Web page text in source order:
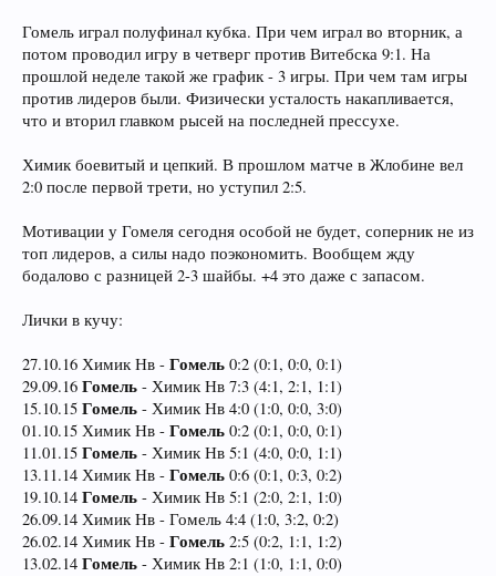
Гомель играл полуфинал кубка. При чем играл во вторник, а
потом проводил игру в четверг против Витебска 9:1. На
прошлой неделе такой же график - 3 игры. При чем там игры
против лидеров были. Физически усталость накапливается,
что и вторил главком рысей на последней прессухе.
Химик боевитый и цепкий. В прошлом матче в Жлобине вел
2:0 после первой трети, но уступил 2:5.
Мотивации у Гомеля сегодня особой не будет, соперник не из
топ лидеров, а силы надо поэкономить. Вообщем жду
бодалово с разницей 2-3 шайбы. +4 это даже с запасом.
Лички в кучу:
27.10.16 Химик Нв - Гомель 0:2 (0:1, 0:0, 0:1)
29.09.16 Гомель - Химик Нв 7:3 (4:1, 2:1, 1:1)
15.10.15 Гомель - Химик Нв 4:0 (1:0, 0:0, 3:0)
01.10.15 Химик Нв - Гомель 0:2 (0:1, 0:0, 0:1)
11.01.15 Гомель - Химик Нв 5:1 (4:0, 0:0, 1:1)
13.11.14 Химик Нв - Гомель 0:6 (0:1, 0:3, 0:2)
19.10.14 Гомель - Химик Нв 5:1 (2:0, 2:1, 1:0)
26.09.14 Химик Нв - Гомель 4:4 (1:0, 3:2, 0:2)
26.02.14 Химик Нв - Гомель 2:5 (0:2, 1:1, 1:2)
13.02.14 Гомель - Химик Нв 2:1 (1:0, 1:1, 0:0)